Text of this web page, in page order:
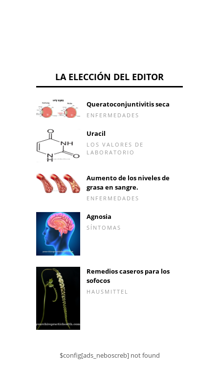
LA ELECCIÓN DEL EDITOR
Queratoconjuntivitis seca
ENFERMEDADES
Uracil
LOS VALORES DE
LABORATORIO
Aumento de los niveles de
grasa en sangre.
ENFERMEDADES
Agnosia
SÍNTOMAS
Remedios caseros para los
sofocos
HAUSMITTEL
$config[ads_neboscreb] not found